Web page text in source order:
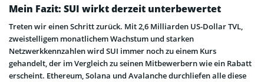
Mein Fazit: SUI wirkt derzeit unterbewertet
Treten wir einen Schritt zurück. Mit 2,6 Milliarden US-Dollar TVL,
zweistelligem monatlichem Wachstum und starken
Netzwerkkennzahlen wird SUI immer noch zu einem Kurs
gehandelt, der im Vergleich zu seinen Mitbewerbern wie ein Rabatt
erscheint. Ethereum, Solana und Avalanche durchliefen alle diese